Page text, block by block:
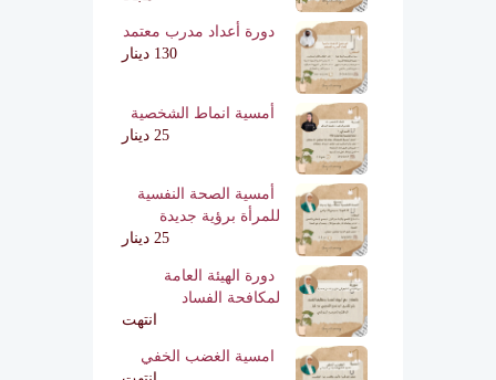
دورة أعداد مدرب معتمد
130 دينار
أمسية انماط الشخصية
25 دينار
أمسية الصحة النفسية
للمرأة برؤية جديدة
25 دينار
دورة الهيئة العامة
لمكافحة الفساد
انتهت
امسية الغضب الخفي